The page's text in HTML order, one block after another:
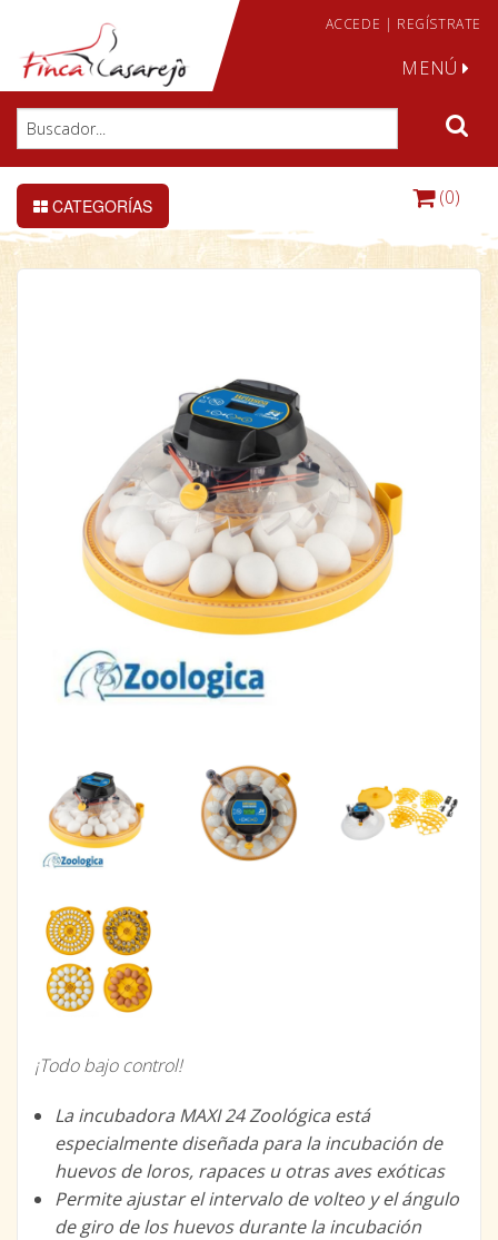
ACCEDE | REGÍSTRATE
MENÚ
CATEGORÍAS (0)
¡Todo bajo control!
La incubadora MAXI 24 Zoológica está
especialmente diseñada para la incubación de
huevos de loros, rapaces u otras aves exóticas
Permite ajustar el intervalo de volteo y el ángulo
de giro de los huevos durante la incubación